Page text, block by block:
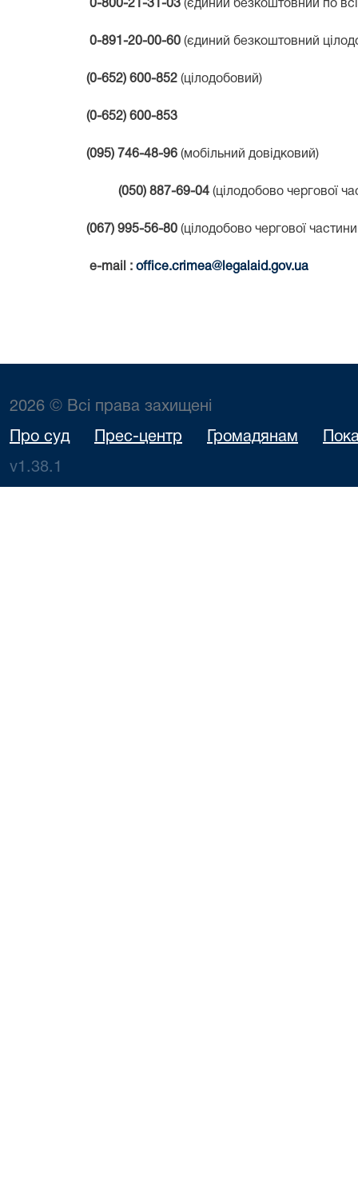
0-800-21-31-03 (єдиний безкоштовний по
0-891-20-00-60 (єдиний безкоштовний
(0-652) 600-852 (цілодобовий)
(0-652) 600-853
(095) 746-48-96 (мобільний довідковий)
(050) 887-69-04 (цілодобово чергової
(067) 995-56-80 (цілодобово чергової
e-mail : office.crimea@legalaid.gov.ua
2026 © Всі права захищені
Про суд Прес-центр Громадянам
v1.38.1